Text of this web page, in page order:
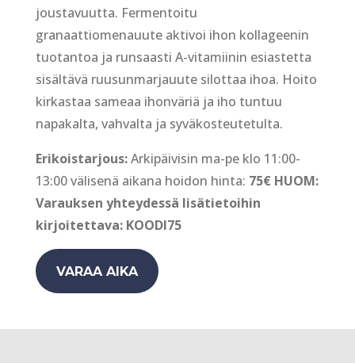
joustavuutta. Fermentoitu
granaattiomenauute aktivoi ihon kollageenin
tuotantoa ja runsaasti A-vitamiinin esiastetta
sisältävä ruusunmarjauute silottaa ihoa. Hoito
kirkastaa sameaa ihonväriä ja iho tuntuu
napakalta, vahvalta ja syväkosteutetulta.
Erikoistarjous:Arkipäivisin ma-pe klo 11:00-
13:00 välisenä aikana hoidon hinta: 75€ HUOM:
Varauksen yhteydessä lisätietoihin
kirjoitettava: KOODI75
VARAA AIKA